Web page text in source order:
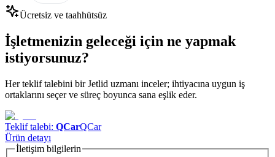
Ücretsiz ve taahhütsüz
İşletmenizin geleceği için ne yapmak
istiyorsunuz?
Her teklif talebini bir Jetlid uzmanı inceler; ihtiyacına uygun iş
ortaklarını seçer ve süreç boyunca sana eşlik eder.
Teklif talebi: QCarQCar
Ürün detayı
İletişim bilgilerin